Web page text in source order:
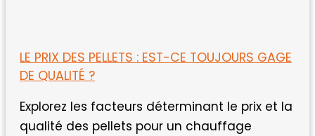
LE PRIX DES PELLETS : EST-CE TOUJOURS GAGE
DE QUALITÉ ?
Explorez les facteurs déterminant le prix et la
qualité des pellets pour un chauffage